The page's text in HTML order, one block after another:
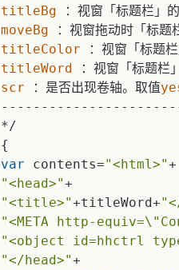
titleBg
moveBg
titleColor
titleWord
scr ：是否出现卷轴。取值
var contents="<html>"
"<head>"
"<title>"+titleWord+
"<META http-
"<object id=hhctrl
"</head>"